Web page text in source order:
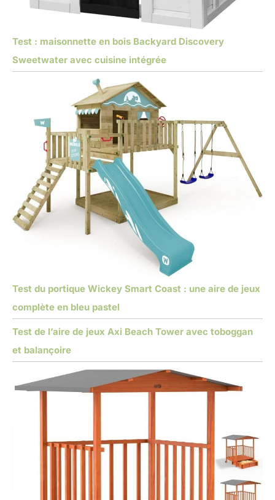
Test : maisonnette en bois Backyard Discovery
Sweetwater avec cuisine intégrée
Test du portique Wickey Smart Coast : une aire de jeux
complète en bleu pastel
Test de l’aire de jeux Axi Beach Tower avec toboggan
et balançoire